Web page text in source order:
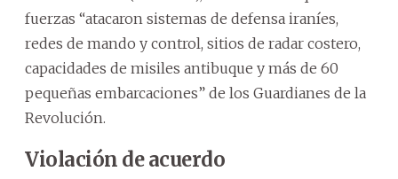
fuerzas “atacaron sistemas de defensa iraníes,
redes de mando y control, sitios de radar costero,
capacidades de misiles antibuque y más de 60
pequeñas embarcaciones” de los Guardianes de la
Revolución.
Violación de acuerdo